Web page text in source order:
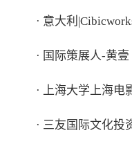
· 意大利
· 国际策展人-黄壹
· 上海大学上海电
· 三友国际文化投